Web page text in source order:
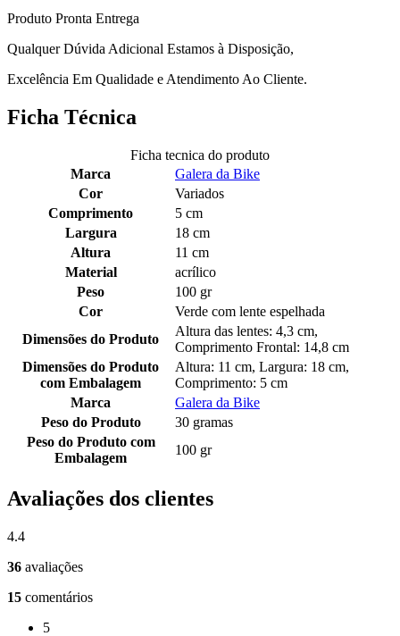
Produto Pronta Entrega
Qualquer Dúvida Adicional Estamos à Disposição,
Excelência Em Qualidade e Atendimento Ao Cliente.
Ficha Técnica
Ficha tecnica do produto
Marca
Galera da Bike
Cor
Variados
Comprimento
5 cm
Largura
18 cm
Altura
11 cm
Material
acrílico
Peso
100 gr
Cor
Verde com lente espelhada
Dimensões do Produto
Altura das lentes: 4,3 cm,
Comprimento Frontal: 14,8 cm
Dimensões do Produto
com Embalagem
Altura: 11 cm, Largura: 18 cm,
Comprimento: 5 cm
Marca
Galera da Bike
Peso do Produto
30 gramas
Peso do Produto com
Embalagem
100 gr
Avaliações dos clientes
4.4
36 avaliações
15 comentários
5